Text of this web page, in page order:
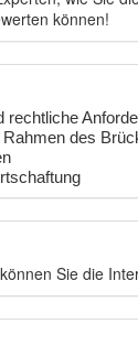
können!
rechtliche
des
Sie die